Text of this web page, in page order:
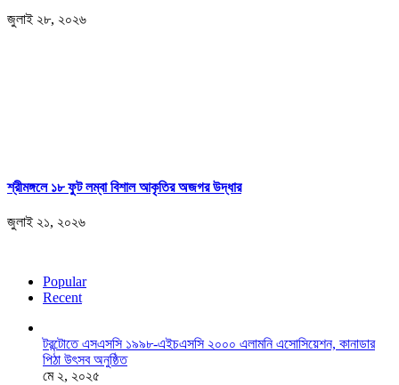
জুলাই ২৮, ২০২৬
শ্রীমঙ্গলে ১৮ ফুট লম্বা বিশাল আকৃতির অজগর উদ্ধার
জুলাই ২১, ২০২৬
Popular
Recent
টরন্টোতে এসএসসি ১৯৯৮-এইচএসসি ২০০০ এলামনি এসোসিয়েশন, কানাডার
পিঠা উৎসব অনুষ্ঠিত
মে ২, ২০২৫